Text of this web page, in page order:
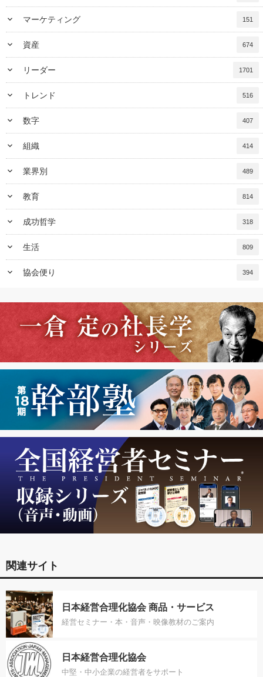
keyboard_arrow_down マーケティング 151
keyboard_arrow_down 資産 674
keyboard_arrow_down リーダー 1701
keyboard_arrow_down トレンド 516
keyboard_arrow_down 数字 407
keyboard_arrow_down 組織 414
keyboard_arrow_down 業界別 489
keyboard_arrow_down 教育 814
keyboard_arrow_down 成功哲学 318
keyboard_arrow_down 生活 809
keyboard_arrow_down 協会便り 394
関連サイト
日本経営合理化協会 商品・サービス
経営セミナー・本・音声・映像教材のご案内
日本経営合理化協会
中堅・中小企業の経営者をサポート